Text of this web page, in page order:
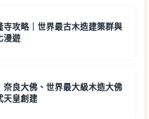
寺攻略｜世界最古木造建築群與
漫遊
奈良大佛、世界最大級木造大佛
天皇創建